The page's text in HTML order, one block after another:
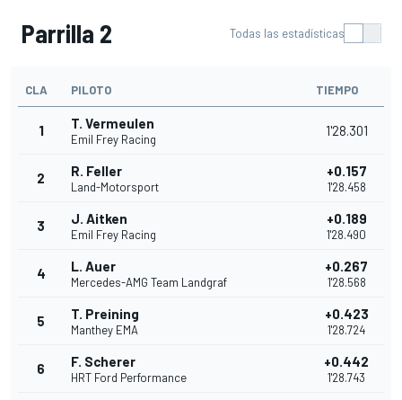
Parrilla 2 Todas las estadísticas
CLA PILOTO TIEMPO
1 T. Vermeulen
Emil Frey Racing
1'28.301
2 R. Feller
Land-Motorsport
+0.157
1'28.458
3 J. Aitken
Emil Frey Racing
+0.189
1'28.490
4 L. Auer
Mercedes-AMG Team Landgraf
+0.267
1'28.568
5 T. Preining
Manthey EMA
+0.423
1'28.724
6 F. Scherer
HRT Ford Performance
+0.442
1'28.743